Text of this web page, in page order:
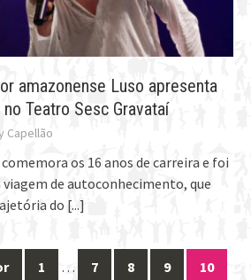
amazonense Luso apresenta
Teatro Sesc Gravataí
Capellão
os 16 anos de carreira e foi
de autoconhecimento, que
do [...]
1 … 7 8 9 10